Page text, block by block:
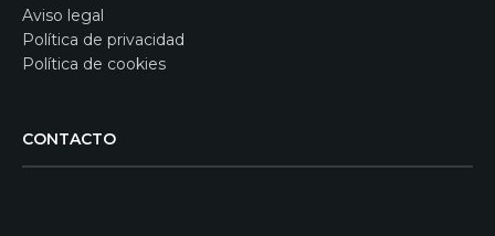
Aviso legal
Política de privacidad
Política de cookies
CONTACTO